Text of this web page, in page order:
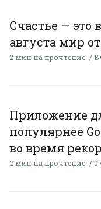
Счастье — это
августа мир
2 мин на прочтение
Приложение
популярнее
во время
2 мин на прочтение